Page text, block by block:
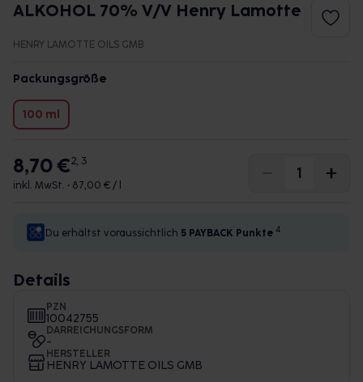
ALKOHOL 70% V/V Henry Lamotte
HENRY LAMOTTE OILS GMB
Packungsgröße
100 ml
8,70 €2, 3
inkl. MwSt. • 87,00 € / l
Du erhältst voraussichtlich 5 PAYBACK Punkte 4
Details
PZN
10042755
DARREICHUNGSFORM
-
HERSTELLER
HENRY LAMOTTE OILS GMB